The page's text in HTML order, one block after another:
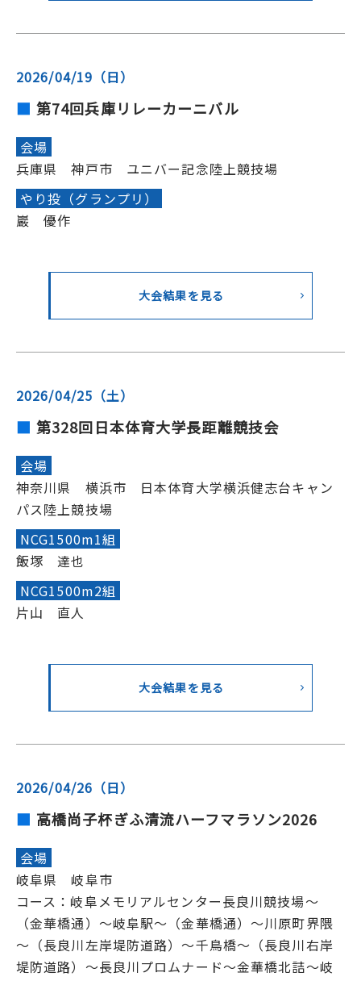
2026/04/19（日）
第74回兵庫リレーカーニバル
会場
兵庫県 神戸市 ユニバー記念陸上競技場
やり投（グランプリ）
巖 優作
大会結果を見る
2026/04/25（土）
第328回日本体育大学長距離競技会
会場
神奈川県 横浜市 日本体育大学横浜健志台キャン
パス陸上競技場
NCG1500m1組
飯塚 達也
NCG1500m2組
片山 直人
大会結果を見る
2026/04/26（日）
高橋尚子杯ぎふ清流ハーフマラソン2026
会場
岐阜県 岐阜市
コース：岐阜メモリアルセンター長良川競技場～
（金華橋通）～岐阜駅～（金華橋通）～川原町界隈
～（長良川左岸堤防道路）～千鳥橋～（長良川右岸
堤防道路）～長良川プロムナード～金華橋北詰～岐